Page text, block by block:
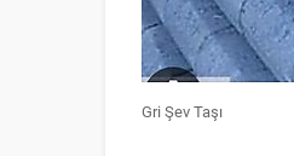
Gri Şev Taşı